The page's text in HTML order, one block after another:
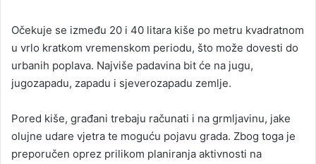
Očekuje se između 20 i 40 litara kiše po metru kvadratnom
u vrlo kratkom vremenskom periodu, što može dovesti do
urbanih poplava. Najviše padavina bit će na jugu,
jugozapadu, zapadu i sjeverozapadu zemlje.
Pored kiše, građani trebaju računati i na grmljavinu, jake
olujne udare vjetra te moguću pojavu grada. Zbog toga je
preporučen oprez prilikom planiranja aktivnosti na